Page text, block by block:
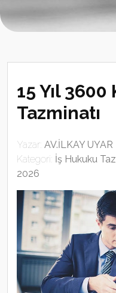
15 Yıl 3600
Tazminatı
Yazar: AV.İLKAY
Kategori: İş Hukuku
2026